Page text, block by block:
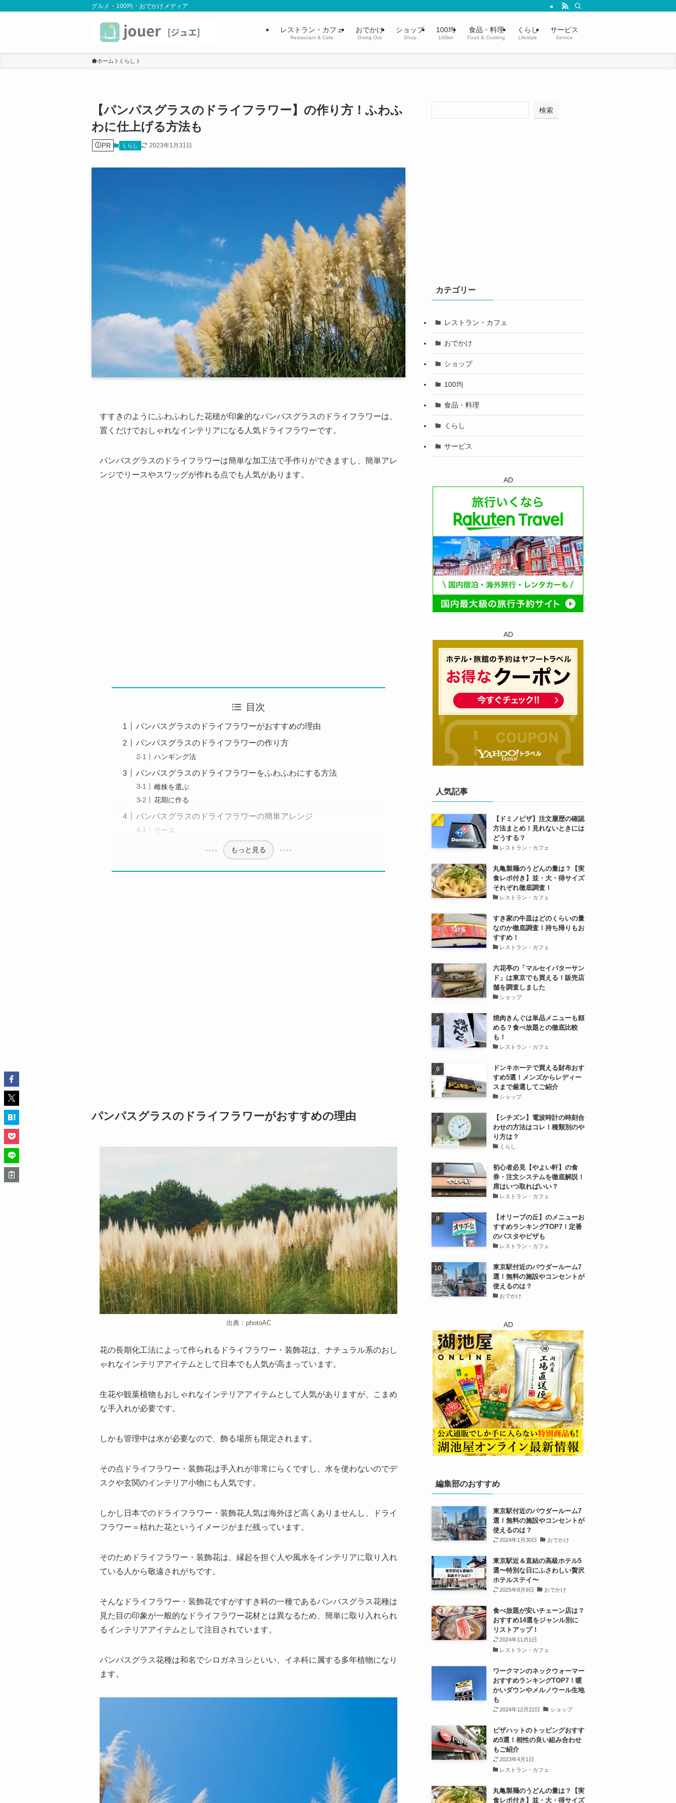
グルメ・100均・おでかけメディア
レストラン・カフェ
Restaurant & Cafe
おでかけ
Going Out
ショップ
Shop
100均
100kin
食品・料理
Food & Cooking
くらし
Lifestyle
サービス
Service
ホーム くらし
【パンパスグラスのドライフラワー】の作り方！ふわふ
わに仕上げる方法も
PR くらし 2023年1月31日
すすきのようにふわふわした花穂が印象的なパンパスグラスのドライフラワーは、
置くだけでおしゃれなインテリアになる人気ドライフラワーです。
パンパスグラスのドライフラワーは簡単な加工法で手作りができますし、簡単アレ
ンジでリースやスワッグが作れる点でも人気があります。
目次
パンパスグラスのドライフラワーがおすすめの理由
パンパスグラスのドライフラワーの作り方
ハンギング法
パンパスグラスのドライフラワーをふわふわにする方法
雌株を選ぶ
花期に作る
パンパスグラスのドライフラワーの簡単アレンジ
リース
もっと見る
パンパスグラスのドライフラワーがおすすめの理由
出典：photoAC
花の長期化工法によって作られるドライフラワー・装飾花は、ナチュラル系のおし
ゃれなインテリアアイテムとして日本でも人気が高まっています。
生花や観葉植物もおしゃれなインテリアアイテムとして人気がありますが、こまめ
な手入れが必要です。
しかも管理中は水が必要なので、飾る場所も限定されます。
その点ドライフラワー・装飾花は手入れが非常にらくですし、水を使わないのでデ
スクや玄関のインテリア小物にも人気です。
しかし日本でのドライフラワー・装飾花人気は海外ほど高くありませんし、ドライ
フラワー＝枯れた花というイメージがまだ残っています。
そのためドライフラワー・装飾花は、縁起を担ぐ人や風水をインテリアに取り入れ
ている人から敬遠されがちです。
そんなドライフラワー・装飾花ですがすすき科の一種であるパンパスグラス花種は
見た目の印象が一般的なドライフラワー花材とは異なるため、簡単に取り入れられ
るインテリアアイテムとして注目されています。
パンパスグラス花種は和名でシロガネヨシといい、イネ科に属する多年植物になり
ます。
検索
カテゴリー
レストラン・カフェ
おでかけ
ショップ
100均
食品・料理
くらし
サービス
AD
AD
人気記事
【ドミノピザ】注文履歴の確認
方法まとめ！見れないときには
どうする？
レストラン・カフェ
丸亀製麺のうどんの量は？【実
食レポ付き】並・大・得サイズ
それぞれ徹底調査！
レストラン・カフェ
すき家の牛皿はどのくらいの量
なのか徹底調査！持ち帰りもお
すすめ！
レストラン・カフェ
六花亭の「マルセイバターサン
ド」は東京でも買える！販売店
舗を調査しました
ショップ
焼肉きんぐは単品メニューも頼
める？食べ放題との徹底比較
も！
レストラン・カフェ
ドンキホーテで買える財布おす
すめ5選！メンズからレディー
スまで厳選してご紹介
ショップ
【シチズン】電波時計の時刻合
わせの方法はコレ！種類別のや
り方は？
くらし
初心者必見【やよい軒】の食
券・注文システムを徹底解説！
席はいつ取ればいい？
レストラン・カフェ
【オリーブの丘】のメニューお
すすめランキングTOP7！定番
のパスタやピザも
レストラン・カフェ
東京駅付近のパウダールーム7
選！無料の施設やコンセントが
使えるのは？
おでかけ
AD
編集部のおすすめ
東京駅付近のパウダールーム7
選！無料の施設やコンセントが
使えるのは？
2024年1月30日 おでかけ
東京駅近＆直結の高級ホテル5
選〜特別な日にふさわしい贅沢
ホテルステイ〜
2025年8月9日 おでかけ
食べ放題が安いチェーン店は？
おすすめ14選をジャンル別に
リストアップ！
2024年11月1日
レストラン・カフェ
ワークマンのネックウォーマー
おすすめランキングTOP7！暖
かいダウンやメルノウール生地
も
2024年12月22日 ショップ
ピザハットのトッピングおすす
め5選！相性の良い組み合わせ
もご紹介
2023年4月1日
レストラン・カフェ
丸亀製麺のうどんの量は？【実
食レポ付き】並・大・得サイズ